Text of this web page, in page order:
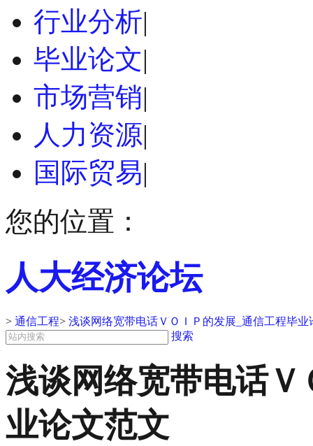
行业分析|
毕业论文|
市场营销|
人力资源|
国际贸易|
您的位置：
人大经济论坛
> 通信工程> 浅谈网络宽带电话ＶＯＩＰ的发展_通信工程毕业
搜索
浅谈网络宽带电话
业论文范文